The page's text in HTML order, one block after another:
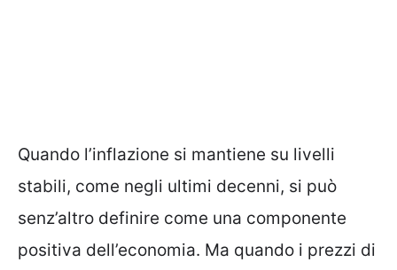
Quando l’inflazione si mantiene su livelli
stabili, come negli ultimi decenni, si può
senz’altro definire come una componente
positiva dell’economia. Ma quando i prezzi di